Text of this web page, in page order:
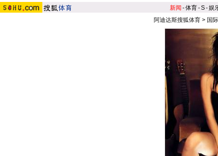
新闻 -体育-S-娱
阿迪达斯搜狐体育> 国